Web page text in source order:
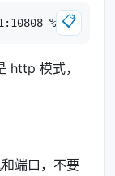
📋
http 模式，
端口，不要